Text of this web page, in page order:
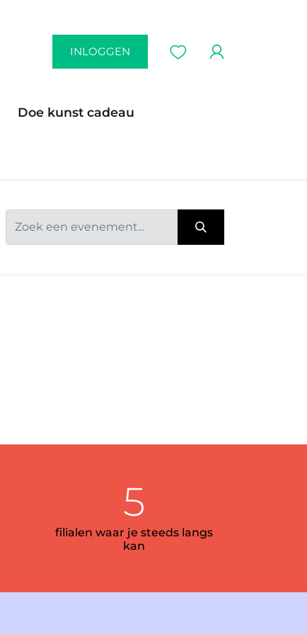
INLOGGEN
Doe kunst cadeau
5
filialen waar je steeds langs
kan